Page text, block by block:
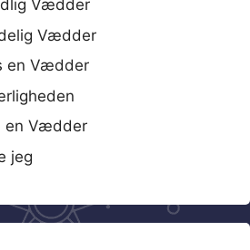
Vædder
Vædder
en Vædder
en Vædder
jeg